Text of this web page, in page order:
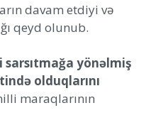
davam etdiyi və
qeyd olunub.
yönəlmiş
olduqlarını
maraqlarının